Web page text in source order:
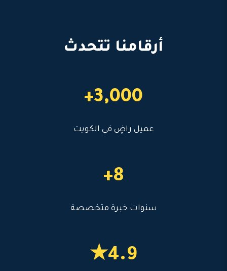
أرقامنا تتحدث
3,000+
عميل راضٍ في الكويت
8+
سنوات خبرة متخصصة
4.9★